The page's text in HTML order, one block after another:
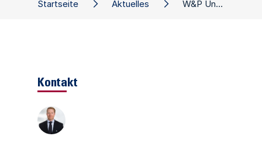
Startseite Aktuelles W&P Unternehmer-Forum "Erfolgreiche Regelbrecher“
Kontakt